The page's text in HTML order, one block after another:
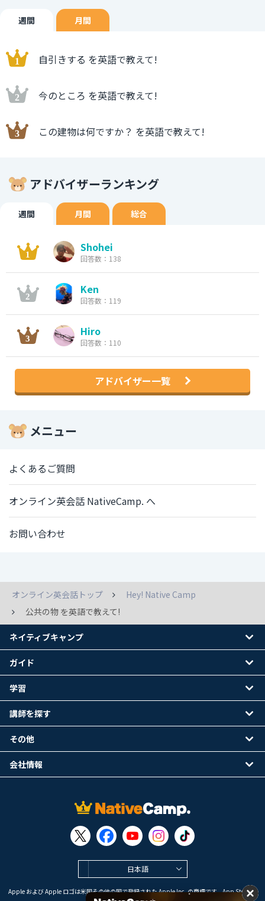
週間 月間
自引きする を英語で教えて!
今のところ を英語で教えて!
この建物は何ですか？ を英語で教えて!
アドバイザーランキング
週間 月間 総合
Shohei
回答数：138
Ken
回答数：119
Hiro
回答数：110
アドバイザー一覧
メニュー
よくあるご質問
オンライン英会話 NativeCamp. へ
お問い合わせ
オンライン英会話トップ
Hey! Native Camp
公共の物 を英語で教えて!
日本語
Apple および Apple ロゴは米国その他の国で登録された Apple Inc. の商標です。App Store は
ネイティブキャンプ
ガイド
学習
講師を探す
その他
会社情報